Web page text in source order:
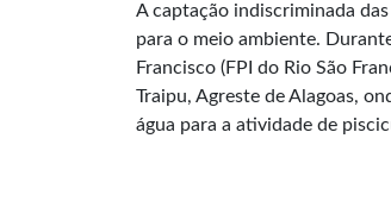
A captação indiscriminada
para o meio ambiente.
Francisco (FPI do Rio São
Traipu, Agreste de Alagoas,
água para a atividade de